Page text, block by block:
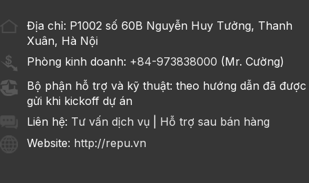
Địa chỉ: P1002 số 60B Nguyễn Huy Tưởng, Thanh
Xuân, Hà Nội
Phòng kinh doanh: +84-973838000 (Mr. Cường)
Bộ phận hỗ trợ và kỹ thuật: theo hướng dẫn đã được
gửi khi kickoff dự án
Liên hệ: Tư vấn dịch vụ
Hỗ trợ sau bán hàng
Website: http://repu.vn